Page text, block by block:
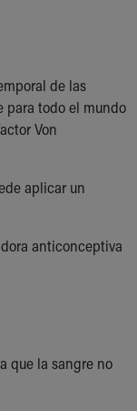
de las
para todo el mundo
Von
aplicar un
anticonceptiva
que la sangre no